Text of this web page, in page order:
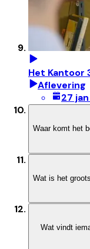
Het Kantoor
Aflevering
27
Waar komt het
Wat is het
Wat vindt